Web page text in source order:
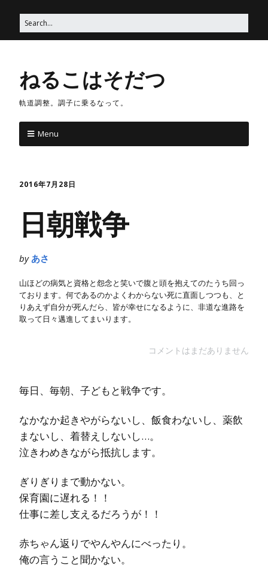
ねるこはそだつ
軌道調整。調子に乗るなって。
Menu
2016年7月28日
日朝戦争
by あさ
山ほどの病気と資格と怨念と笑いで腹と頭を抱えてのたうち回っ
ております。何であるのかよくわからない死に直面しつつも、と
りあえず自分が死んだら、皆が幸せになるように、非道な進路を
取って日々邁進してまいります。
コメントはまだありません
毎日、毎朝、子どもと戦争です。
なかなか起きやがらないし、飯食わないし、薬飲
まないし、着替えしないし…。
泣きわめきながら抵抗します。
ぎりぎりまで動かない。
保育園に遅れる！！
仕事に差し支えるだろうが！！
赤ちゃん返りでやんやんにべったり。
俺の言うこと聞かない。